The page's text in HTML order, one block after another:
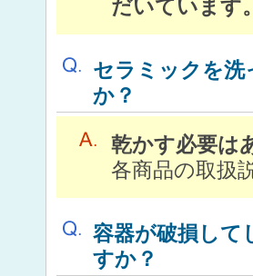
だいています。
セラミックを
か？
乾かす必要は
各商品の取扱
容器が破損して
すか？